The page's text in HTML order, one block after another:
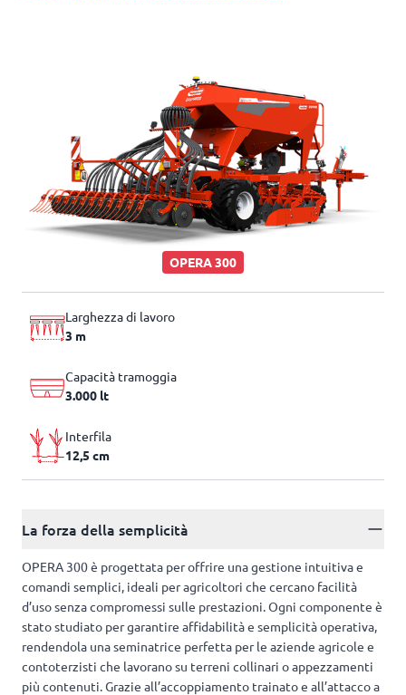
OPERA 300
Larghezza di lavoro
3 m
Capacità tramoggia
3.000 lt
Interfila
12,5 cm
La forza della semplicità
OPERA 300 è progettata per offrire una gestione intuitiva e
comandi semplici, ideali per agricoltori che cercano facilità
d’uso senza compromessi sulle prestazioni. Ogni componente è
stato studiato per garantire affidabilità e semplicità operativa,
rendendola una seminatrice perfetta per le aziende agricole e
contoterzisti che lavorano su terreni collinari o appezzamenti
più contenuti. Grazie all’accoppiamento trainato e all’attacco a